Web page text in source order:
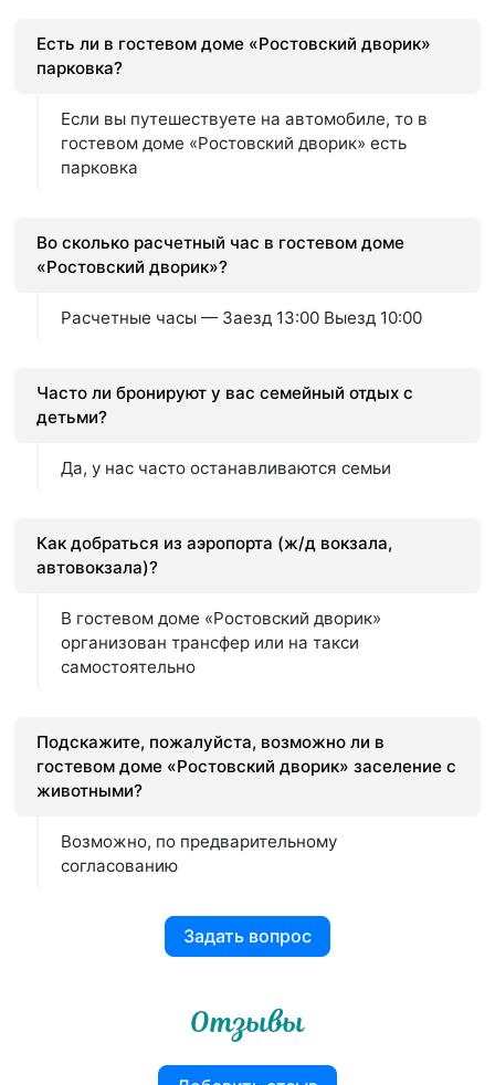
Есть ли в гостевом доме «Ростовский дворик»
парковка?
Если вы путешествуете на автомобиле, то в
гостевом доме «Ростовский дворик» есть
парковка
Во сколько расчетный час в гостевом доме
«Ростовский дворик»?
Расчетные часы — Заезд 13:00 Выезд 10:00
Часто ли бронируют у вас семейный отдых с
детьми?
Да, у нас часто останавливаются семьи
Как добраться из аэропорта (ж/д вокзала,
автовокзала)?
В гостевом доме «Ростовский дворик»
организован трансфер или на такси
самостоятельно
Подскажите, пожалуйста, возможно ли в
гостевом доме «Ростовский дворик» заселение с
животными?
Возможно, по предварительному
согласованию
Задать вопрос
Отзывы